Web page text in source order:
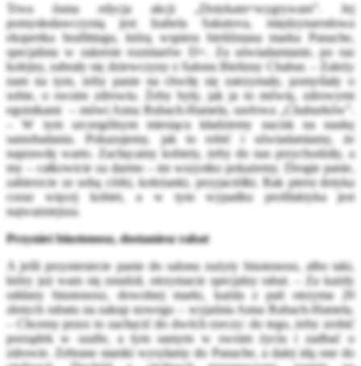
Trwa ósma edycja akcji „Dotykam=wygrywam”. Jej
pomysłodawczynią jest Izabela Sakutova, międzynarodowa
ekspertka brafittingu, którą wspiera bieliźniana marka Panache,
specjalista w zakresie rozmiarów D+. Za uświadamianie, po raz
kolejny, zabrały się dziewczyny z Salonu Bielizny Chabur. – Zależy
nam na tym, żeby panie na chwilę się zatrzymały, pomyślały o
sobie, o swoim zdrowiu. Żeby były, jak ja to mówię, zdrowymi
egoistkami – mówi Anna Rubach-Hamela, szefowa „Chaburków”.
– W tym szczególnym miesiącu kładziemy nacisk na naukę
samobadania. Pokazujemy, jak to robić i uświadamiamy, że
naprawdę warto. Zachęcamy kobiety, żeby do nas przychodziły, a
my – całkowicie za darmo – im wszystko pokażemy. Drogie panie,
zabierzcie ze sobą córki, koleżanki, przyjaciółki. Rak piersi dotyka
coraz więcej kobiet, a w tym wypadku profilaktyka jest
najważniejsza.
Przynieś biustonosz, dostaniesz rabat
A jeśli przyniesiecie panie do salonu zużyty biustonosz, albo taki,
który już wam się znudził, otrzymacie specjalny rabat. – Za każdy
oddany biustonosz, dowolnej marki, każda z pań otrzyma 20
złotych rabatu na zakup nowego – wyjaśnia Anna Rubach-Hamela.
– Chcemy przez to zachęcić do dwóch rzeczy: do tego, żeby zrobić
porządek w szafie, a tym samym w swoim życiu i zadbać o
zdrowie. Zebrane staniki wysyłamy do Panache, a dalej idą one do